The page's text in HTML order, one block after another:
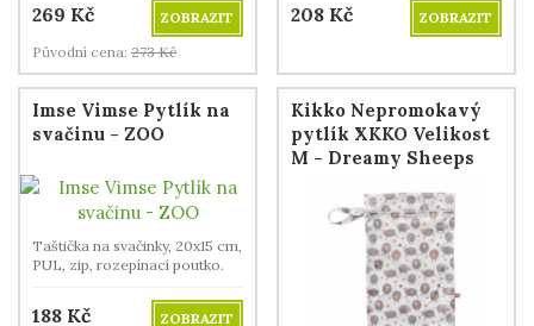
269 Kč
ZOBRAZIT
Původní cena: 273 Kč
208 Kč ZOBRAZIT
Imse Vimse Pytlík na
svačinu - ZOO
Taštička na svačinky, 20x15 cm,
PUL, zip, rozepínací poutko.
188 Kč ZOBRAZIT
Kikko Nepromokavý
pytlík XKKO Velikost
M - Dreamy Sheeps